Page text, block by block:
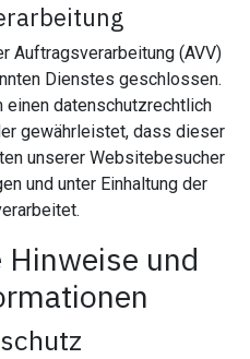
Auftragsverarbeitung (AVV)
Dienstes geschlossen.
einen datenschutzrechtlich
gewährleistet, dass dieser
unserer Websitebesucher
und unter Einhaltung der
und